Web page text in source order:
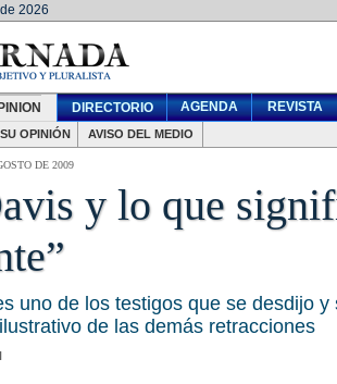
2026
DIRECTORIO AGENDA REVISTA
OPINIÓN AVISO DEL MEDIO
DE 2009
y lo que
uno de los testigos que se desdijo y
de las demás retracciones